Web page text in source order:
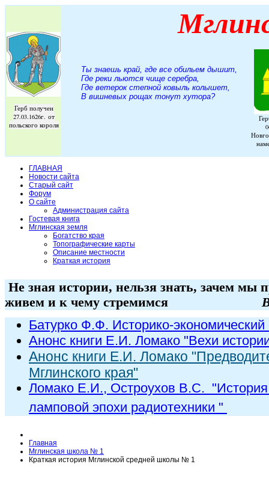
Герб получен
27.03.1626г. от
польского короля
Ты знаешь край, где все обильем дышит,
Где реки льются чище серебра,
Где ветерок степной ковыль колышет,
В вишневых рощах тонут хутора?
ГЛАВНАЯ
Новости сайта
Старый сайт
Форум
О сайте
Администрация сайта
Гостевая книга
Мглинская земля
Богатство края
Топографические карты
Описание местности
Краткая история
Не зная истории, нельзя знать, зачем мы
живем и к чему стремимся
Батурко Ф.Ф. Историко-экономический
Анонс книги Е.И. Ломако "Вехи
Анонс книги Е.И. Ломако
Мглинского края"
Ломако Е.И., Остроухов В.С. "
ламповой эпохи радиотехники "
Главная
Мглинская школа № 1
Краткая история Мглинской средней школы № 1